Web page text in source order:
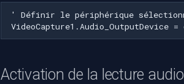
Activation de la lecture audio